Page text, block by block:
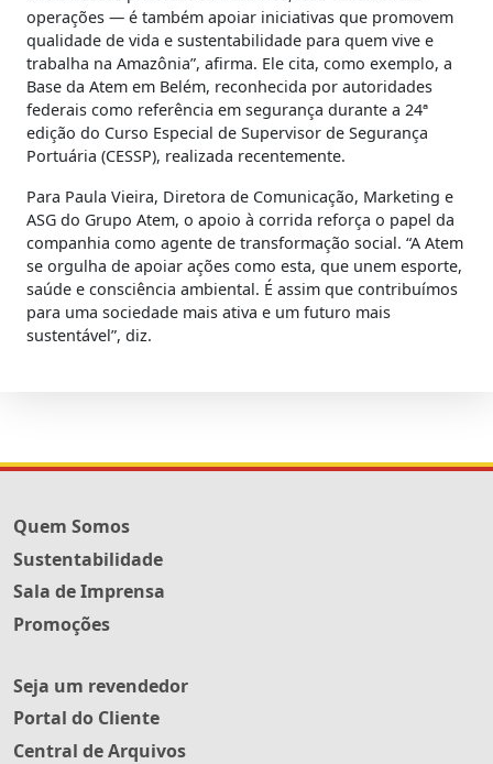
operações — é também apoiar iniciativas que promovem
qualidade de vida e sustentabilidade para quem vive e
trabalha na Amazônia”, afirma. Ele cita, como exemplo, a
Base da Atem em Belém, reconhecida por autoridades
federais como referência em segurança durante a 24ª
edição do Curso Especial de Supervisor de Segurança
Portuária (CESSP), realizada recentemente.
Para Paula Vieira, Diretora de Comunicação, Marketing e
ASG do Grupo Atem, o apoio à corrida reforça o papel da
companhia como agente de transformação social. “A Atem
se orgulha de apoiar ações como esta, que unem esporte,
saúde e consciência ambiental. É assim que contribuímos
para uma sociedade mais ativa e um futuro mais
sustentável”, diz.
Quem Somos
Sustentabilidade
Sala de Imprensa
Promoções
Seja um revendedor
Portal do Cliente
Central de Arquivos